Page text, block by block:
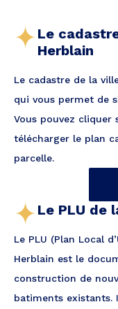
Le
Herblain
Le cadastre de la
qui vous permet de
Vous pouvez cliquer
télécharger le plan
parcelle.
Le PLU de
Le PLU (Plan Local
Herblain est le
construction de
batiments existants.